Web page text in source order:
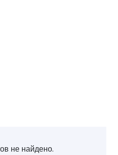
не найдено.